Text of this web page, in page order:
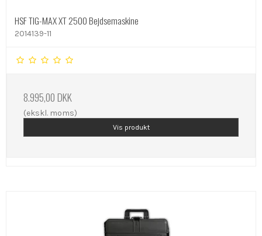
HSF TIG-MAX XT 2500 Bejdsemaskine
2014139-11
8.995,00 DKK
(ekskl. moms)
Vis produkt